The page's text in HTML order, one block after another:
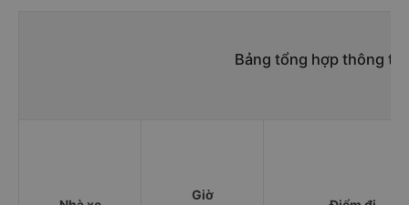
Bảng tổng hợp thông
Giờ